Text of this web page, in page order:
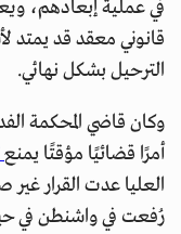
في عملية إبعادهم،
قانوني معقد قد يمتد
الترحيل بشكل نهائي.
وكان قاضي المحكمة
أمرًا قضائيًا مؤقتًا يمنع
العليا عدت القرار غير
رُفعت في واشنطن في حين